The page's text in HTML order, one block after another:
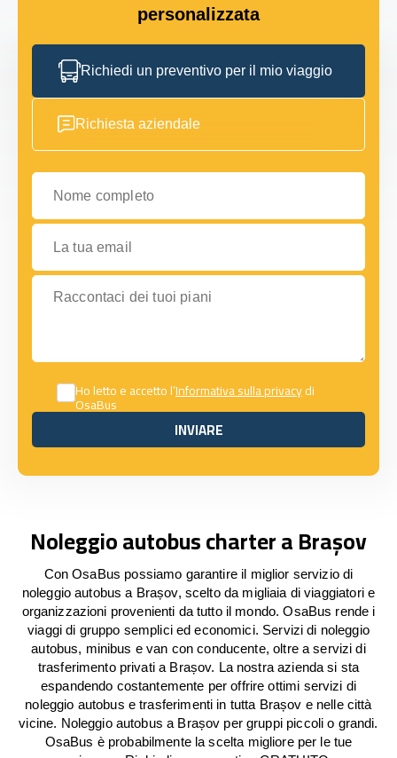
personalizzata
Richiedi un preventivo per il mio viaggio
Richiesta aziendale
Nome completo
La tua email
Raccontaci dei tuoi piani
Ho letto e accetto l’Informativa sulla privacydi
OsaBus
INVIARE
INVIARE
Noleggio autobus charter a Brașov
Con OsaBus possiamo garantire il miglior servizio di
noleggio autobus a Brașov, scelto da migliaia di viaggiatori e
organizzazioni provenienti da tutto il mondo. OsaBus rende i
viaggi di gruppo semplici ed economici. Servizi di noleggio
autobus, minibus e van con conducente, oltre a servizi di
trasferimento privati a Brașov. La nostra azienda si sta
espandendo costantemente per offrire ottimi servizi di
noleggio autobus e trasferimenti in tutta Brașov e nelle città
vicine. Noleggio autobus a Brașov per gruppi piccoli o grandi.
OsaBus è probabilmente la scelta migliore per le tue